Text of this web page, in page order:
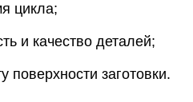
цикла;
и качество деталей;
поверхности заготовки.